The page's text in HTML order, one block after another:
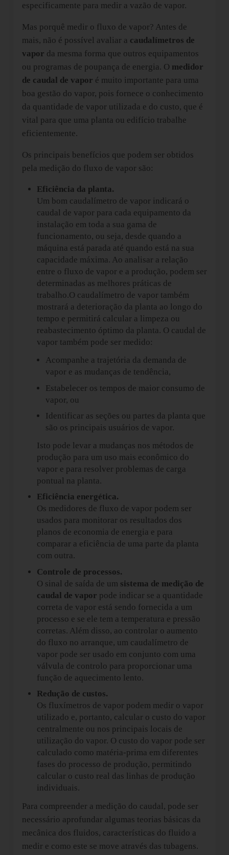
especificamente para medir a vazão de vapor.
Mas porquê medir o fluxo de vapor? Antes de
mais, não é possível avaliar a caudalímetros de
vapor da mesma forma que outros equipamentos
ou programas de poupança de energia. O medidor
de caudal de vapor é muito importante para uma
boa gestão do vapor, pois fornece o conhecimento
da quantidade de vapor utilizada e do custo, que é
vital para que uma planta ou edifício trabalhe
eficientemente.
Os principais benefícios que podem ser obtidos
pela medição do fluxo de vapor são:
Eficiência da planta.
Um bom caudalímetro de vapor indicará o
caudal de vapor para cada equipamento da
instalação em toda a sua gama de
funcionamento, ou seja, desde quando a
máquina está parada até quando está na sua
capacidade máxima. Ao analisar a relação
entre o fluxo de vapor e a produção, podem ser
determinadas as melhores práticas de
trabalho.O caudalímetro de vapor também
mostrará a deterioração da planta ao longo do
tempo e permitirá calcular a limpeza ou
reabastecimento óptimo da planta. O caudal de
vapor também pode ser medido:
Acompanhe a trajetória da demanda de
vapor e as mudanças de tendência,
Estabelecer os tempos de maior consumo de
vapor, ou
Identificar as seções ou partes da planta que
são os principais usuários de vapor.
Isto pode levar a mudanças nos métodos de
produção para um uso mais econômico do
vapor e para resolver problemas de carga
pontual na planta.
Eficiência energética.
Os medidores de fluxo de vapor podem ser
usados para monitorar os resultados dos
planos de economia de energia e para
comparar a eficiência de uma parte da planta
com outra.
Controle de processos.
O sinal de saída de um sistema de medição de
caudal de vapor pode indicar se a quantidade
correta de vapor está sendo fornecida a um
processo e se ele tem a temperatura e pressão
corretas. Além disso, ao controlar o aumento
do fluxo no arranque, um caudalímetro de
vapor pode ser usado em conjunto com uma
válvula de controlo para proporcionar uma
função de aquecimento lento.
Redução de custos.
Os fluxímetros de vapor podem medir o vapor
utilizado e, portanto, calcular o custo do vapor
centralmente ou nos principais locais de
utilização do vapor. O custo do vapor pode ser
calculado como matéria-prima em diferentes
fases do processo de produção, permitindo
calcular o custo real das linhas de produção
individuais.
Para compreender a medição do caudal, pode ser
necessário aprofundar algumas teorias básicas da
mecânica dos fluidos, características do fluido a
medir e como este se move através das tubagens.